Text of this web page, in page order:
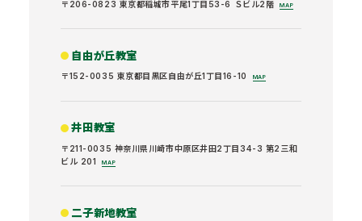
〒206-0823 東京都稲城市平尾1丁目53-6 Ｓビル2階 MAP
自由が丘教室
〒152-0035 東京都目黒区自由が丘1丁目16-10 MAP
井田教室
〒211-0035 神奈川県川崎市中原区井田2丁目34-3 第2三和
ビル 201
MAP
二子新地教室